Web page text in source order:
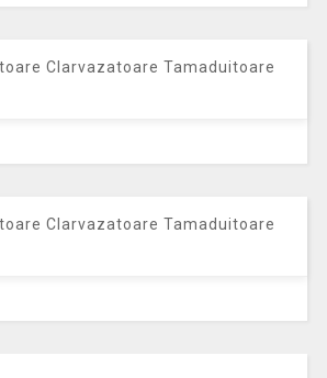
Clarvazatoare Tamaduitoare
Clarvazatoare Tamaduitoare